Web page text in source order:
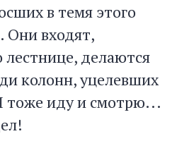
в темя этого
Они входят,
делаются
колонн, уцелевших
тоже иду и смотрю...